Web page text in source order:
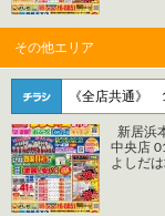
国中央
対応エ
お電話
ームよ
西の土
＊＊ 住
0120-
＊＊ 住
WEBか
その他エリア
《全店共通》
新居
中央店
よしだ